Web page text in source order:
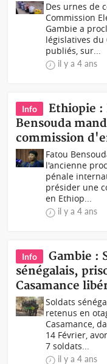
Des urnes de
Commission
Gambie a
législatives du
publiés, sur...
il y a 4 ans
Info
Ethiopie :
Bensouda
commission
Fatou
l'ancienne
pénale
présider une
en Ethiop...
il y a 4 ans
Info
Gambie :
sénégalais,
Casamance
Soldats
retenus en
Casamance,
14 Février,
7 soldats...
il y a 4 ans